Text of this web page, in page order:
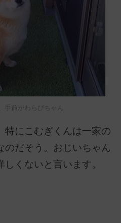
手前がわらびちゃん
特にこむぎくんは一家の
のだそう。おじいちゃん
くないと言います。